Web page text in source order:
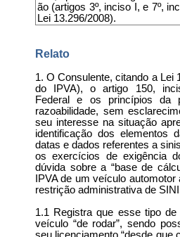
ão (artigos 3º, inciso I, e 7º,
Lei 13.296/2008).
Relato
1. O Consulente, citando a Lei
do IPVA), o artigo 150,
Federal e os princípios da
razoabilidade, sem
seu interesse na situação
identificação dos elementos
datas e dados referentes a
os exercícios de exigência
dúvida sobre a “base de
IPVA de um veículo
restrição administrativa de
1.1 Registra que esse tipo
veículo “de rodar”, sendo